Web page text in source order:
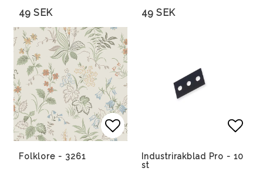
49 SEK 49 SEK
Lägg till i favoritlistan
Lägg till i favoritlistan
Folklore - 3261
Industrirakblad Pro - 10
st